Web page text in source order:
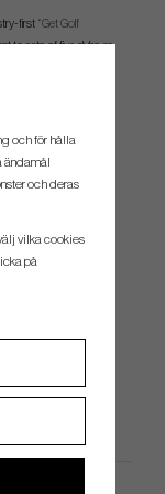
first “Get Golf
to sets of five clubs or
Junior, our digital
distance, and our
32 1/4" - 41"
och för hålla
och deras
vilka cookies
på